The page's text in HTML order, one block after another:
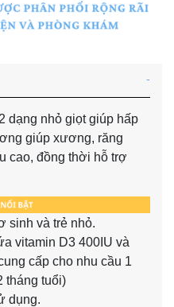
dạng nhỏ giọt giúp hấp
giúp xương, răng
cao, đồng thời hỗ trợ
sinh và trẻ nhỏ.
vitamin D3 400IU và
cấp cho nhu cầu 1
tháng tuổi)
dụng.